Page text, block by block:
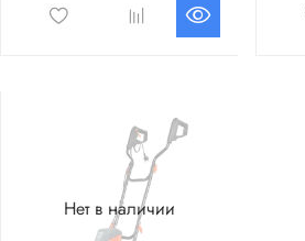
Нет в наличии